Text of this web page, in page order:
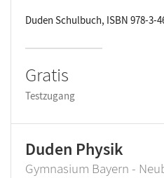
Duden Schulbuch, ISBN 978-3-
Gratis
Testzugang
Duden Physik
Gymnasium Bayern -